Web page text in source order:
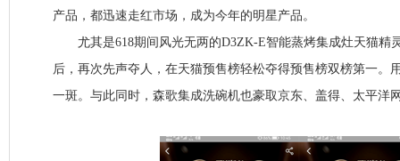
产品，都迅速走红市场，成为今年的明星产品。
尤其是618期间风光无两的D3ZK-E智能蒸烤集成灶天猫精
后，再次先声夺人，在天猫预售榜轻松夺得预售榜双榜第一。
一斑。与此同时，森歌集成洗碗机也豪取京东、盖得、太平洋